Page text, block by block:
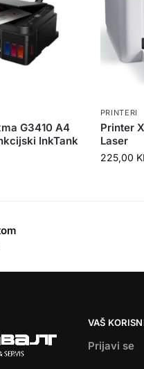
G3410 A4
InkTank
PRINTERI
Printer
Laser
225,00
VAŠ
Prijavi se